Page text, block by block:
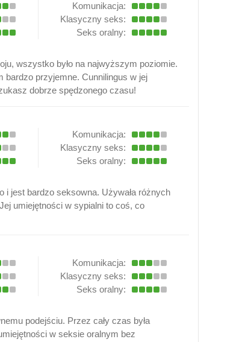
Komunikacja:
Klasyczny seks:
Seks oralny:
wszystko było na najwyższym poziomie.
bardzo przyjemne. Cunnilingus w jej
dobrze spędzonego czasu!
Komunikacja:
Klasyczny seks:
Seks oralny:
i jest bardzo seksowna. Używała różnych
umiejętności w sypialni to coś, co
Komunikacja:
Klasyczny seks:
Seks oralny:
podejściu. Przez cały czas była
w seksie oralnym bez